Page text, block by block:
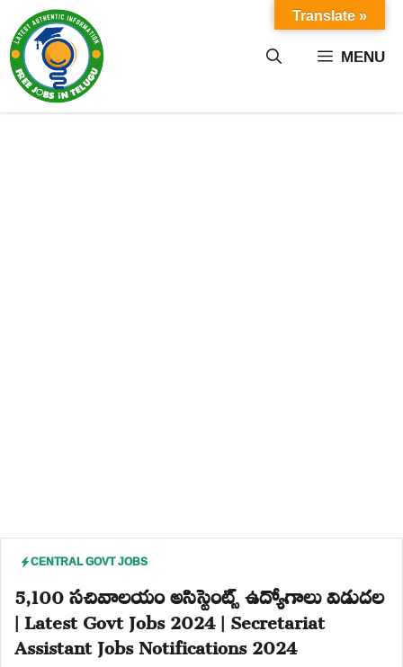
content MENU
CENTRAL GOVT JOBS
5,100 సచివాలయం అసిస్టెంట్స్ ఉద్యోగాలు విడుదల
| Latest Govt Jobs 2024 | Secretariat
Assistant Jobs Notifications 2024
Translate »